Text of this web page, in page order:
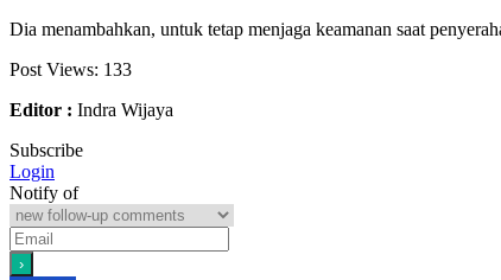
Dia menambahkan, untuk tetap menjaga keamanan saat
Post Views: 133
Editor : Indra Wijaya
Subscribe
Login
Notify of